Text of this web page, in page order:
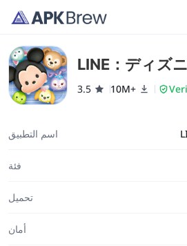
LINE：ディズ
3.5 10M+
اسم التطبيق
فئة
تحميل
أمان